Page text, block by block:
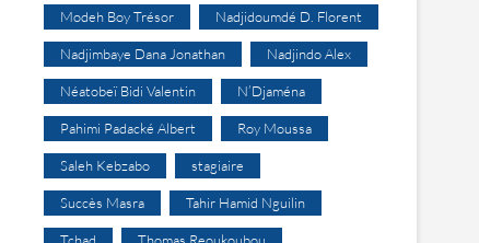
Modeh Boy Trésor Nadjidoumdé D. Florent
Nadjimbaye Dana Jonathan Nadjindo Alex
Néatobeï Bidi Valentin N’Djaména
Pahimi Padacké Albert Roy Moussa
Saleh Kebzabo stagiaire
Succès Masra Tahir Hamid Nguilin